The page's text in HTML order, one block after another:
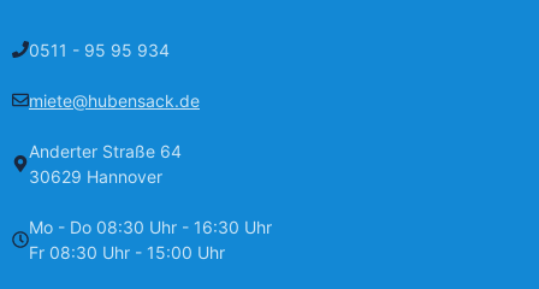
0511 - 95 95 934
miete@hubensack.de
Anderter Straße 64
30629 Hannover
Mo - Do 08:30 Uhr - 16:30 Uhr
Fr 08:30 Uhr - 15:00 Uhr